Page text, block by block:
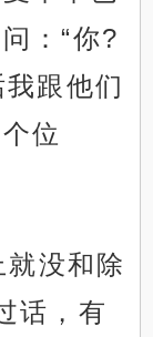
：“你?
跟他们
位
没和除
话，有